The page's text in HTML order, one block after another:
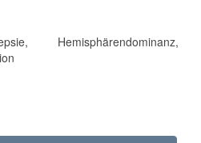
Hemisphärendominanz,